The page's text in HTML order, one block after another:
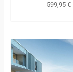
599,95€